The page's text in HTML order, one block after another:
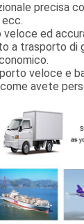
precisa
ecc.
veloce ed
a trasporto di
veloce e
avete